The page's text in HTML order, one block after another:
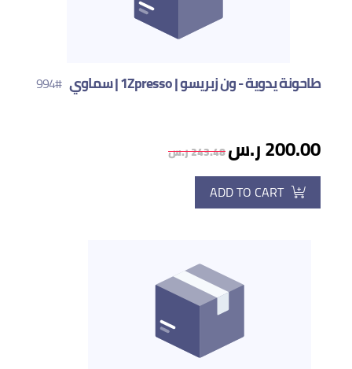
طاحونة يدوية - ون زبريسو | 1Zpresso | سماوي #994
200.00 ر.س 243.48 ر.س
ADD TO CART